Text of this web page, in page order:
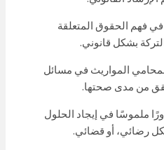
في فهم الحقوق المتعلقة
بشكل قانوني.
لمحامي المواريث في مسائل
من مدى صحتها.
ملموسًا في إيجاد الحلول
رضائي، أو قضائي.